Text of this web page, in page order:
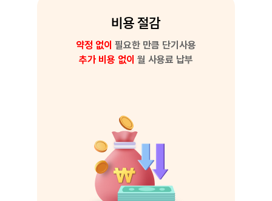
비용 절감
약정 없이 필요한 만큼 단기사용
추가 비용 없이 월 사용료 납부